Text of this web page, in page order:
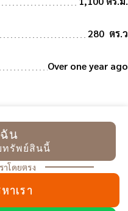
280 ตร.ว
Over one year ago
น
ทรัพย์สินนี้
โดยตรง
าเรา